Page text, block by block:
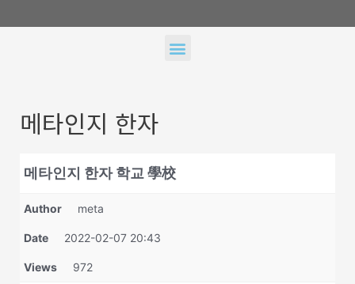
Menu
메타인지 한자
메타인지 한자 학교 學校
Author meta
Date 2022-02-07 20:43
Views 972